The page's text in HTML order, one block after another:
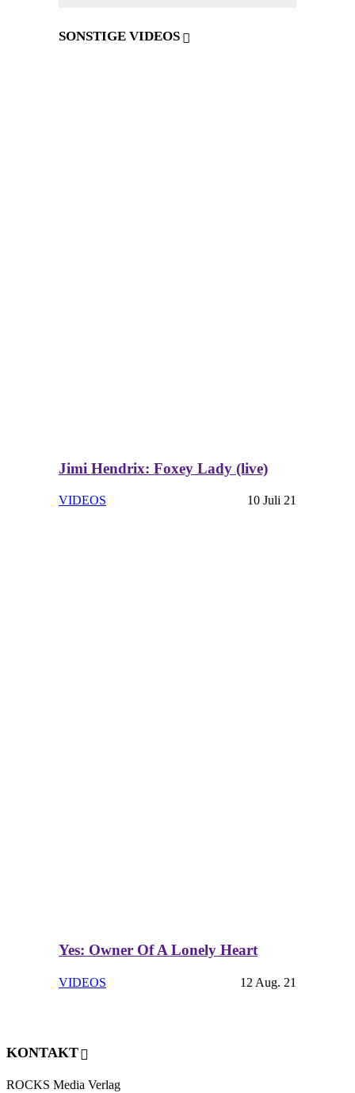
SONSTIGE VIDEOS
Jimi Hendrix: Foxey Lady (live)
VIDEOS 10 Juli 21
Yes: Owner Of A Lonely Heart
VIDEOS 12 Aug. 21
KONTAKT
ROCKS Media Verlag